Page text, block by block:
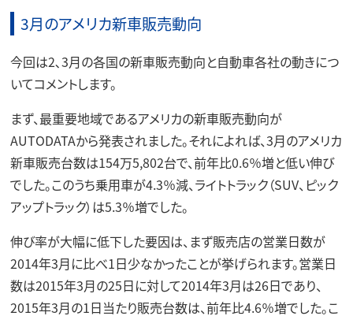
3月のアメリカ新車販売動向
今回は2､3月の各国の新車販売動向と自動車各社の動きにつ
いてコメントします。
まず、最重要地域であるアメリカの新車販売動向が
AUTODATAから発表されました。それによれば、3月のアメリカ
新車販売台数は154万5,802台で、前年比0.6％増と低い伸び
でした。このうち乗用車が4.3％減、ライトトラック（SUV、ピック
アップトラック）は5.3％増でした。
伸び率が大幅に低下した要因は、まず販売店の営業日数が
2014年3月に比べ1日少なかったことが挙げられます。営業日
数は2015年3月の25日に対して2014年3月は26日であり、
2015年3月の1日当たり販売台数は、前年比4.6％増でした。こ